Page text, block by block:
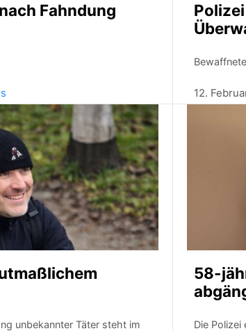
Fahndung
12.
unbekannter Täter steht im
58-
Die